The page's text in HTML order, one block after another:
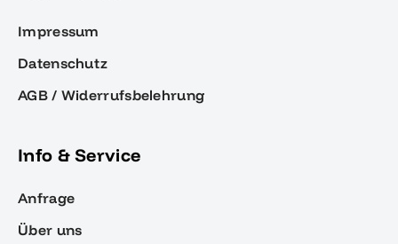
Impressum
Datenschutz
AGB / Widerrufsbelehrung
Info & Service
Anfrage
Über uns